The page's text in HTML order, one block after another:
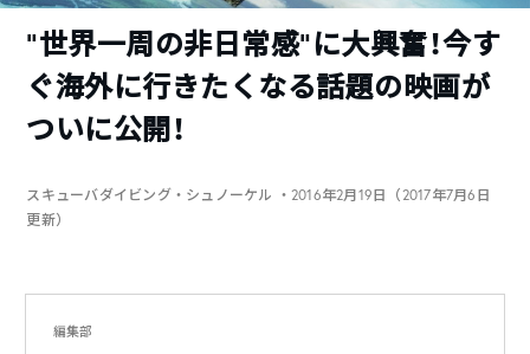
“世界一周の非日常感”に大興奮！今す
ぐ海外に行きたくなる話題の映画が
ついに公開！
スキューバダイビング・シュノーケル ・2016年2月19日（2017年7月6日
更新）
編集部